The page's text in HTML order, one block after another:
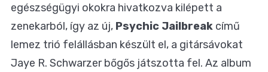
egészségügyi okokra hivatkozva kilépett a
zenekarból, így az új, Psychic Jailbreak című
lemez trió felállásban készült el, a gitársávokat
Jaye R. Schwarzer bőgős játszotta fel. Az album